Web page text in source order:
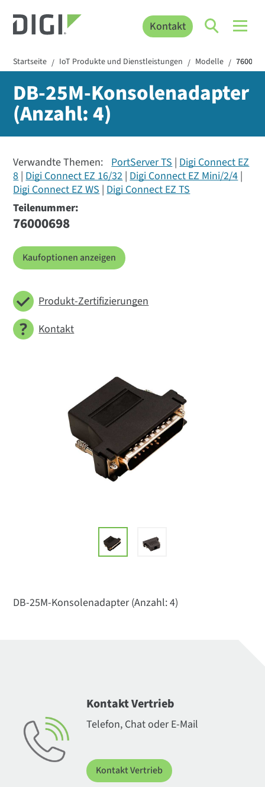
Kontakt
Startseite / IoT Produkte und Dienstleistungen / Modelle /
DB-25M-Konsolenadapter
(Anzahl: 4)
Verwandte Themen: PortServer TS Digi Connect EZ
8 Digi Connect EZ 16/32 Digi Connect EZ Mini/2/4
Digi Connect EZ WS Digi Connect EZ TS
Teilenummer:
76000698
Kaufoptionen anzeigen
Produkt-Zertifizierungen
Kontakt
DB-25M-Konsolenadapter (Anzahl: 4)
Kontakt Vertrieb
Telefon, Chat oder E-Mail
Kontakt Vertrieb